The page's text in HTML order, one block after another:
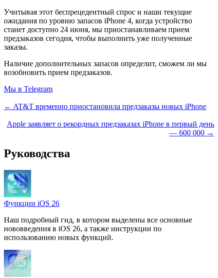
Учитывая этот беспрецедентный спрос и наши текущие
ожидания по уровню запасов iPhone 4, когда устройство
станет доступно 24 июня, мы приостанавливаем прием
предзаказов сегодня, чтобы выполнить уже полученные
заказы.
Наличие дополнительных запасов определит, сможем ли мы
возобновить прием предзаказов.
Мы в Telegram
← AT&T временно приостановила предзаказы новых iPhone
Apple заявляет о рекордных предзаказах iPhone в первый день
— 600 000 →
Руководства
Функции iOS 26
Наш подробный гид, в котором выделены все основные
нововведения в iOS 26, а также инструкции по
использованию новых функций.